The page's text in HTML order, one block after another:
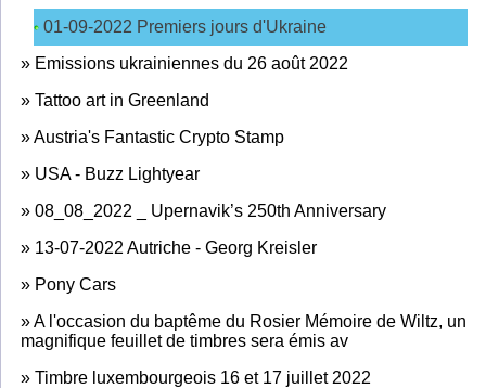
01-09-2022 Premiers jours d'Ukraine
» Emissions ukrainiennes du 26 août 2022
» Tattoo art in Greenland
»Austria's Fantastic Crypto Stamp
» USA - Buzz Lightyear
» 08_08_2022 _ Upernavik’s 250th Anniversary
» 13-07-2022 Autriche - Georg Kreisler
» Pony Cars
»A l'occasion du baptême du Rosier Mémoire de Wiltz, un
magnifique feuillet de timbres sera émis av
» Timbre luxembourgeois 16 et 17 juillet 2022